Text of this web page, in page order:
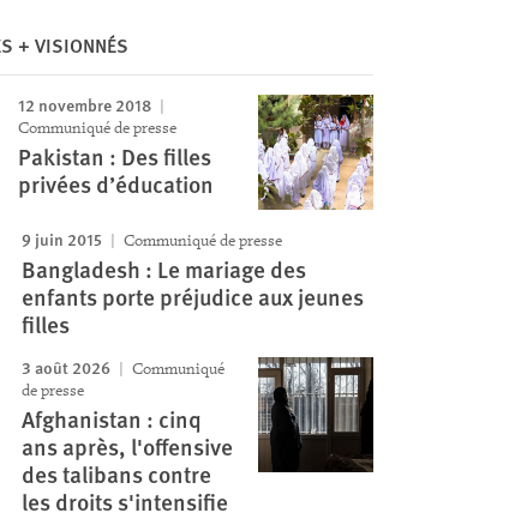
+ VISIONNÉS
12 novembre 2018
Communiqué de presse
Pakistan : Des filles
privées d’éducation
9 juin 2015 Communiqué de presse
Bangladesh : Le mariage des
enfants porte préjudice aux jeunes
filles
3 août 2026
Communiqué
de presse
Afghanistan : cinq
ans après, l'offensive
des talibans contre
les droits s'intensifie